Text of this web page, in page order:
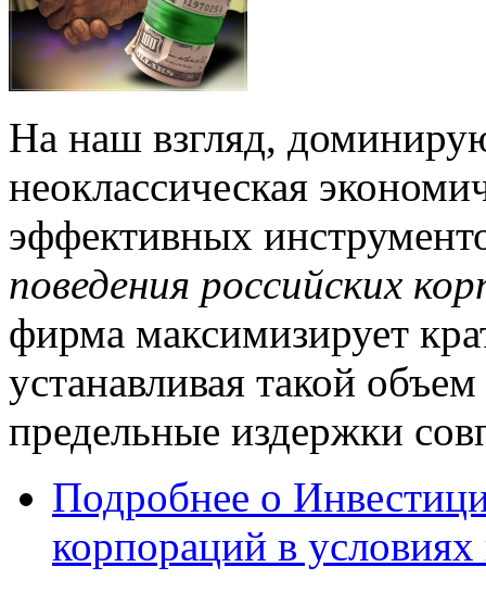
На наш взгляд,
неоклассическая
эффективных
поведения российских
фирма максимизирует
устанавливая такой
предельные издержки
Подробнее о
корпораций в условиях